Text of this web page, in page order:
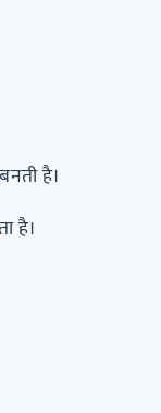
है।
है।